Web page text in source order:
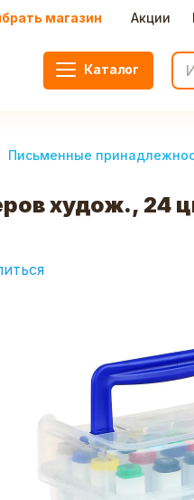
магазин Акции
Каталог
Письменные
худож., 24